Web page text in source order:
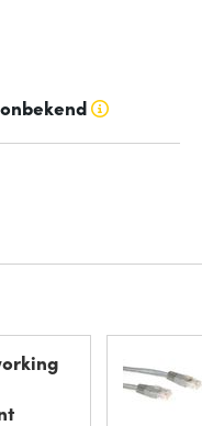
onbekend